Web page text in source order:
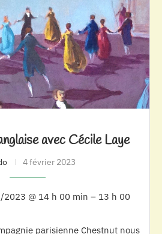
avec Cécile Laye
4 février 2023
@ 14 h 00 min – 13 h 00
parisienne Chestnut nous